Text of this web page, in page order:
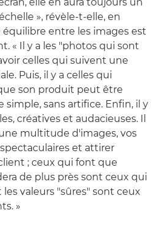
», révèle-t-elle, en
entre les images est
« Il y a les "photos qui sont
celles qui suivent une
Puis, il y a celles qui
son produit peut être
sans artifice. Enfin, il y
créatives et audacieuses. Il
multitude d'images, vos
et attirer
; ceux qui font que
de plus près sont ceux qui
valeurs "sûres" sont ceux
»